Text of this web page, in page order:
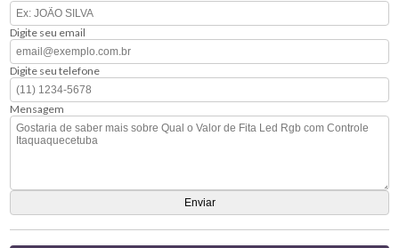
Digite seu email
Digite seu telefone
Mensagem